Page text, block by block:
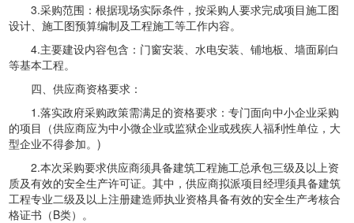
3.采购范围：根据现场实际条件，按采购人要求完成项目施工图
设计、施工图预算编制及工程施工等工作内容。
4.主要建设内容包含：门窗安装、水电安装、铺地板、墙面刷白
等基本工程。
四、供应商资格要求：
1.落实政府采购政策需满足的资格要求：专门面向中小企业采购
的项目（供应商应为中小微企业或监狱企业或残疾人福利性单位，大
型企业不得参加。)
2.本次采购要求供应商须具备建筑工程施工总承包三级及以上资
质及有效的安全生产许可证。其中，供应商拟派项目经理须具备建筑
工程专业二级及以上注册建造师执业资格具备有效的安全生产考核合
格证书（B类）。